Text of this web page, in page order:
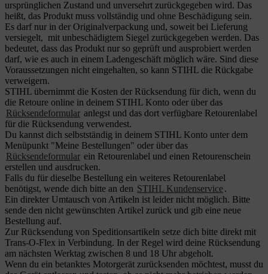
ursprünglichen Zustand und unversehrt zurückgegeben wird. Das
heißt, das Produkt muss vollständig und ohne Beschädigung sein.
Es darf nur in der Originalverpackung und, soweit bei Lieferung
versiegelt, mit unbeschädigtem Siegel zurückgegeben werden. Das
bedeutet, dass das Produkt nur so geprüft und ausprobiert werden
darf, wie es auch in einem Ladengeschäft möglich wäre. Sind diese
Voraussetzungen nicht eingehalten, so kann STIHL die Rückgabe
verweigern.
STIHL übernimmt die Kosten der Rücksendung für dich, wenn du
die Retoure online in deinem STIHL Konto oder über das
Rücksendeformular anlegst und das dort verfügbare Retourenlabel
für die Rücksendung verwendest.
Du kannst dich selbstständig in deinem STIHL Konto unter dem
Menüpunkt "Meine Bestellungen" oder über das
Rücksendeformular ein Retourenlabel und einen Retourenschein
erstellen und ausdrucken.
Falls du für dieselbe Bestellung ein weiteres Retourenlabel
benötigst, wende dich bitte an den STIHL Kundenservice.
Ein direkter Umtausch von Artikeln ist leider nicht möglich. Bitte
sende den nicht gewünschten Artikel zurück und gib eine neue
Bestellung auf.
Zur Rücksendung von Speditionsartikeln setze dich bitte direkt mit
Trans-O-Flex in Verbindung. In der Regel wird deine Rücksendung
am nächsten Werktag zwischen 8 und 18 Uhr abgeholt.
Wenn du ein betanktes Motorgerät zurücksenden möchtest, musst du